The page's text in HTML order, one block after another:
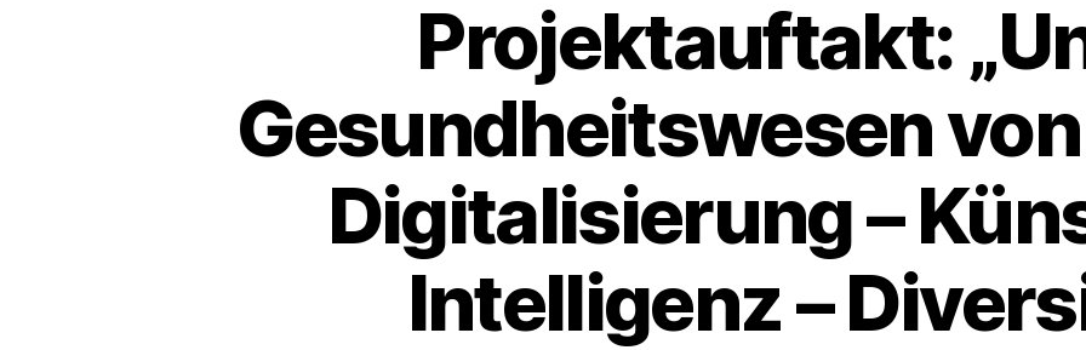
Projektauftakt:
Gesundheitswesen
Digitalisierung –
Intelligenz –